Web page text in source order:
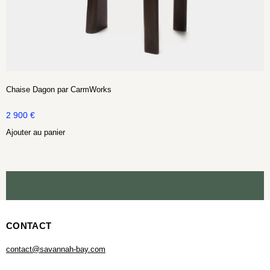
Chaise Dagon par CarmWorks
2 900 €
Ajouter au panier
CONTACT
contact@savannah-bay.com